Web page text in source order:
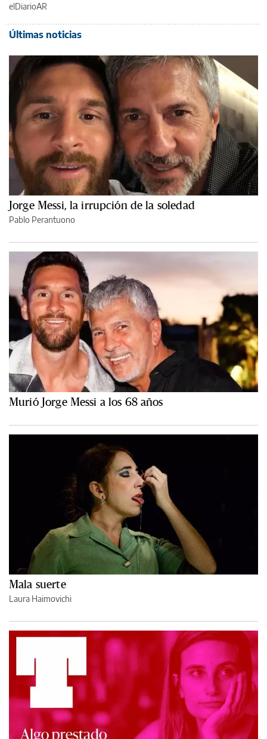
elDiarioAR
Últimas noticias
Jorge Messi, la irrupción de la soledad
Pablo Perantuono
Murió Jorge Messi a los 68 años
Mala suerte
Laura Haimovichi